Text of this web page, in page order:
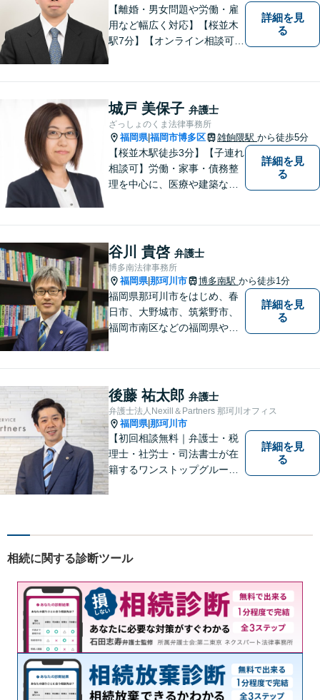
【離婚・男女問題や労働・雇
用など幅広く対応】【桜並木
駅7分】【オンライン相談可
上で、最適な解決策を共に考
えます。
詳細を見
る
城戸 美保子 弁護士
ざっしょのくま法律事務所
福岡県|福岡市博多区 雑餉隈駅 から徒歩5分
【桜並木駅徒歩3分】【子連れ
相談可】労働・家事・債務整
理を中心に、医療や建築など
も、早めにお越しいただい
て、一緒に解決を目指しまし
ょう。
詳細を見
る
谷川 貴啓 弁護士
博多南法律事務所
福岡県|那珂川市 博多南駅 から徒歩1分
福岡県那珂川市をはじめ、春
日市、大野城市、筑紫野市、
福岡市南区などの福岡県や九
す！【弁護士歴15年】【博多
南駅から徒歩30秒】【予約で
時間外、休日相談可能】【法
テラス利用可】
詳細を見
る
後藤 祐太郎 弁護士
弁護士法人Nexill＆Partners 那珂川オフィス
福岡県|那珂川市
【初回相談無料｜弁護士・税
理士・社労士・司法書士が在
籍するワンストップグルー
等複数士業の知識が必要な案
プクラスの豊富な実績。
詳細を見
る
相続に関する診断ツール